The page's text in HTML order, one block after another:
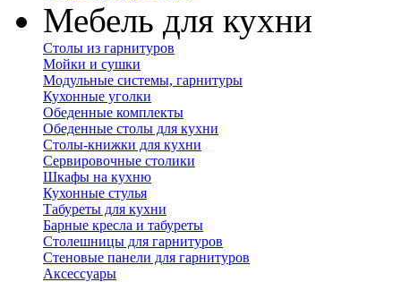
Мебель для кухни
Столы из гарнитуров
Мойки и сушки
Модульные системы, гарнитуры
Кухонные уголки
Обеденные комплекты
Обеденные столы для кухни
Столы-книжки для кухни
Сервировочные столики
Шкафы на кухню
Кухонные стулья
Табуреты для кухни
Барные кресла и табуреты
Столешницы для гарнитуров
Стеновые панели для гарнитуров
Аксессуары